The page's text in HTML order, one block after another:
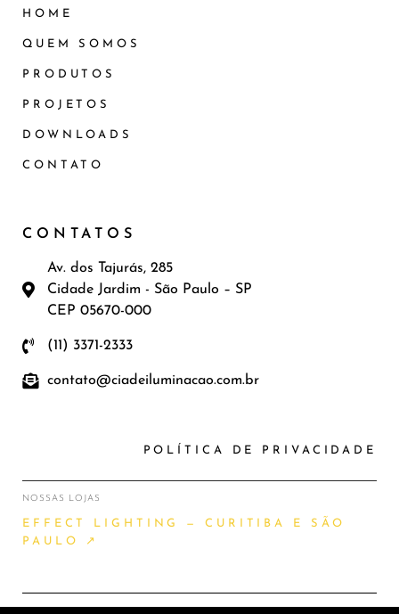
HOME
QUEM SOMOS
PRODUTOS
PROJETOS
DOWNLOADS
CONTATO
CONTATOS
Av. dos Tajurás, 285
Cidade Jardim - São Paulo – SP
CEP 05670-000
(11) 3371-2333
contato@ciadeiluminacao.com.br
POLÍTICA DE PRIVACIDADE
NOSSAS LOJAS
EFFECT LIGHTING — CURITIBA E SÃO
PAULO ↗